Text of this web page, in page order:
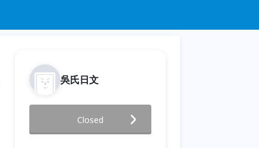
吳氏日文
本網站+一次就合格2020-7月日
檢N2
Closed